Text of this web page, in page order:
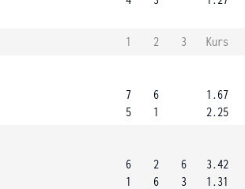
1 2 3
Kurs
7
5
6
1
1.67
2.25
6
1
2
6
6
3
3.42
1.31